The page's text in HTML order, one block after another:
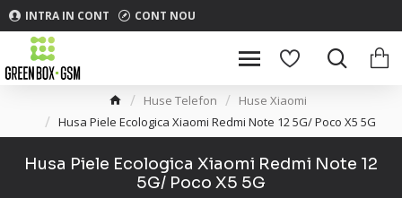
INTRA IN CONT CONT NOU
Huse Telefon
Huse Xiaomi
Husa Piele Ecologica Xiaomi Redmi Note 12 5G/ Poco X5 5G
Husa Piele Ecologica Xiaomi Redmi Note 12
5G/ Poco X5 5G